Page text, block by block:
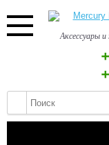
Аксессуары